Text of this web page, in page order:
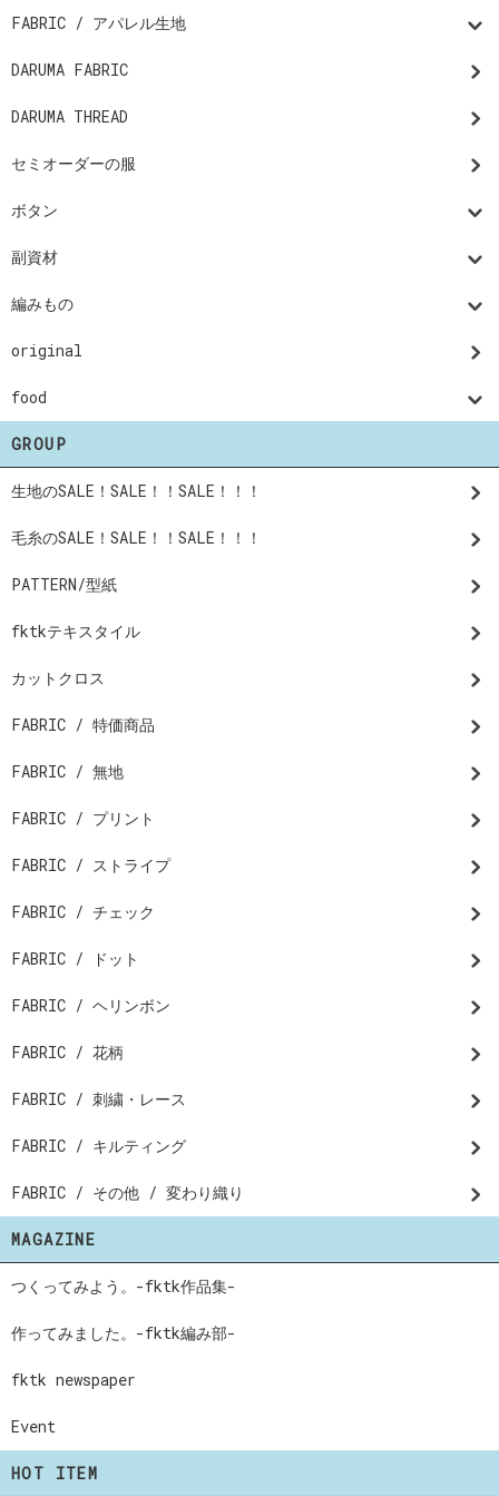
FABRIC / アパレル生地
DARUMA FABRIC
DARUMA THREAD
セミオーダーの服
ボタン
副資材
編みもの
original
food
GROUP
生地のSALE！SALE！！SALE！！！
毛糸のSALE！SALE！！SALE！！！
PATTERN/型紙
fktkテキスタイル
カットクロス
FABRIC / 特価商品
FABRIC / 無地
FABRIC / プリント
FABRIC / ストライプ
FABRIC / チェック
FABRIC / ドット
FABRIC / ヘリンボン
FABRIC / 花柄
FABRIC / 刺繍・レース
FABRIC / キルティング
FABRIC / その他 / 変わり織り
MAGAZINE
つくってみよう。-fktk作品集-
作ってみました。-fktk編み部-
fktk newspaper
Event
HOT ITEM